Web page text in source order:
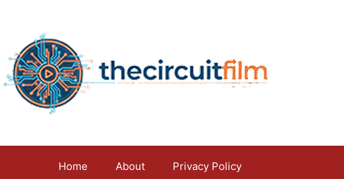
Home About Privacy Policy